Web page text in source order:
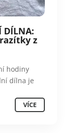
DÍLNA:
z
hodiny
dílna je
VÍCE